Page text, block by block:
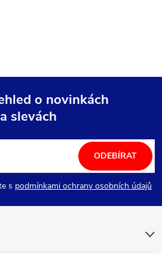
o novinkách
a slevách
s podmínkami ochrany osobních údajů
ODEBÍRAT